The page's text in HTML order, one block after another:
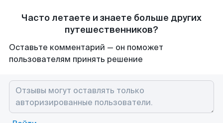
Часто летаете и знаете больше других
путешественников?
Оставьте комментарий — он поможет
пользователям принять решение